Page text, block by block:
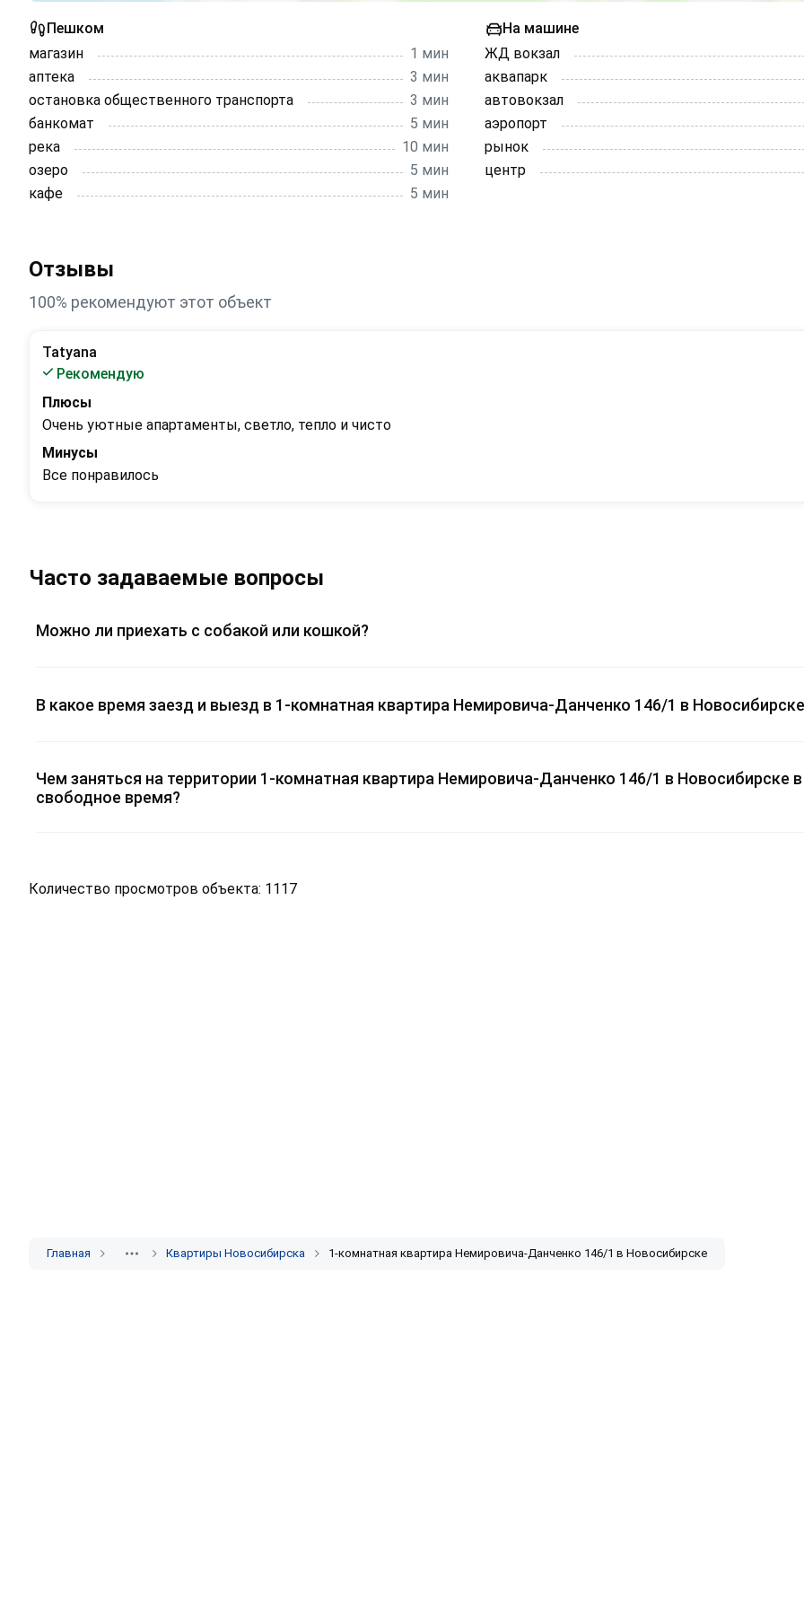
Главная Квартиры Новосибирска 1-комнатная квартира Немировича-Данченко 146/1 в Новосибирске
Пешком
магазин
1 мин
аптека
3 мин
остановка общественного транспорта
3 мин
банкомат
5 мин
река
10 мин
озеро
5 мин
кафе
5 мин
На машине
ЖД вокзал
аквапарк
автовокзал
аэропорт
рынок
центр
Отзывы
100% рекомендуют этот объект
Tatyana
Рекомендую
Плюсы
Очень уютные апартаменты, светло, тепло и чисто
Минусы
Все понравилось
Часто задаваемые вопросы
Можно ли приехать с собакой или кошкой?
В какое время заезд и выезд в 1-комнатная квартира Немировича-Данченко 146/1 в
Чем заняться на территории 1-комнатная квартира Немировича-Данченко 146/1 в Новосибирске в
свободное время?
Количество просмотров объекта: 1117